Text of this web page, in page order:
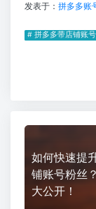
发表于： 拼多多账
# 拼多多带店铺账
如何快速提
铺账号粉丝
大公开！